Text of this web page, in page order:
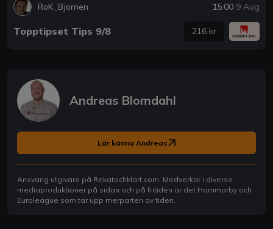
RoK_Bjornen 15:00 9 Aug
Topptipset Tips 9/8 216 kr
Andreas Blomdahl
Lär känna Andreas
Ansvarig utgivare på Rekatochklart.com. Medverkar i diverse
mediaproduktioner på sidan och på fritiden är det Hammarby och
Euroleague som tar upp merparten av tiden.